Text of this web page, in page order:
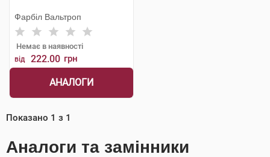
Фарбіл Вальтроп
Немає в наявності
від 222.00 грн
АНАЛОГИ
Показано 1 з 1
Аналоги та замінники